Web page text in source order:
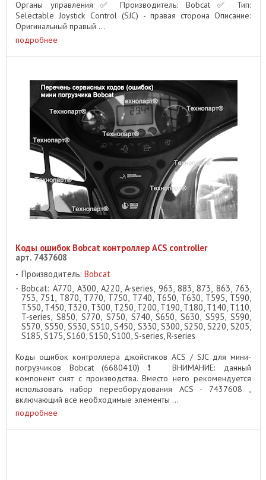
Органы управления ✅ Производитель: Bobcat ✅ Тип:
Selectable Joystick Control (SJC) - правая сторона Описание:
Оригинальный правый ...
подробнее
Коды ошибок Bobcat контроллер ACS controller
арт. 7437608
Производитель: Bobcat
Bobcat: A770, A300, A220, A-series, 963, 883, 873, 863, 763,
753, 751, T870, T770, T750, T740, T650, T630, T595, T590,
T550, T450, T320, T300, T250, T200, T190, T180, T140, T110,
T-series, S850, S770, S750, S740, S650, S630, S595, S590,
S570, S550, S530, S510, S450, S330, S300, S250, S220, S205,
S185, S175, S160, S150, S100, S-series, R-series
Коды ошибок контроллера джойстиков ACS / SJC для мини-
погрузчиков Bobcat (6680410) ❗ ️ ВНИМАНИЕ: данный
компонент снят с производства. Вместо него рекомендуется
использовать набор переоборудования ACS - 7437608 ,
включающий все необходимые элементы ...
подробнее